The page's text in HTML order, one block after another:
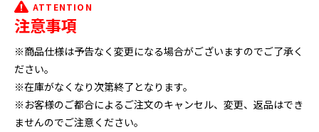
ATTENTION
注意事項
※商品仕様は予告なく変更になる場合がございますのでご了承く
ださい。
※在庫がなくなり次第終了となります。
※お客様のご都合によるご注文のキャンセル、変更、返品はでき
ませんのでご注意ください。